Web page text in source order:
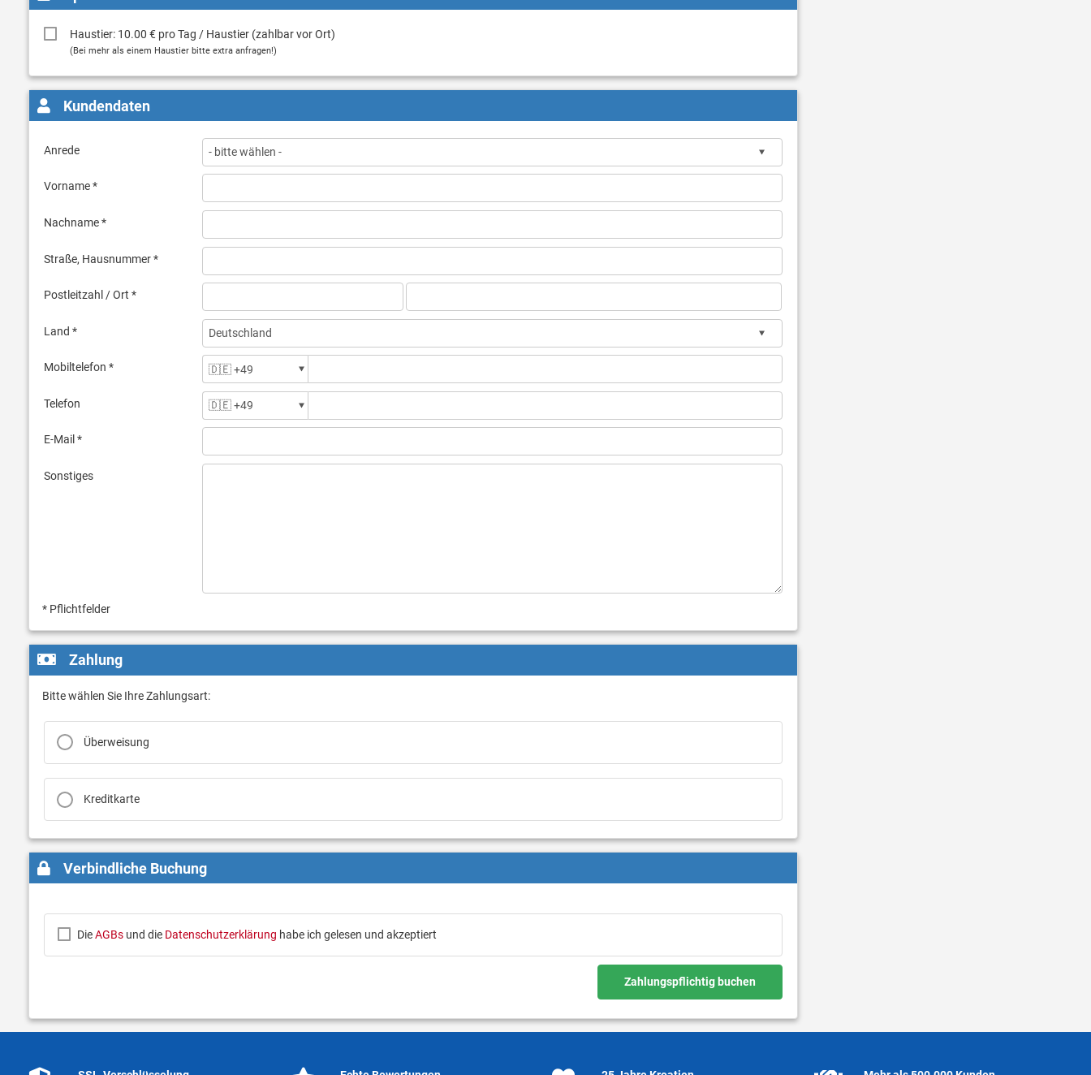
Haustier: 10.00 € pro Tag / Haustier (zahlbar vor Ort)
(Bei mehr als einem Haustier bitte extra anfragen!)
Kundendaten
Anrede
Vorname *
Nachname *
Straße, Hausnummer *
Postleitzahl / Ort *
Land *
Mobiltelefon *
Telefon
E-Mail *
Sonstiges
* Pflichtfelder
Zahlung
Bitte wählen Sie Ihre Zahlungsart:
Überweisung
Kreditkarte
Verbindliche Buchung
DieAGBsund die Datenschutzerklärung habe ich gelesen und akzeptiert
Zahlungspflichtig buchen